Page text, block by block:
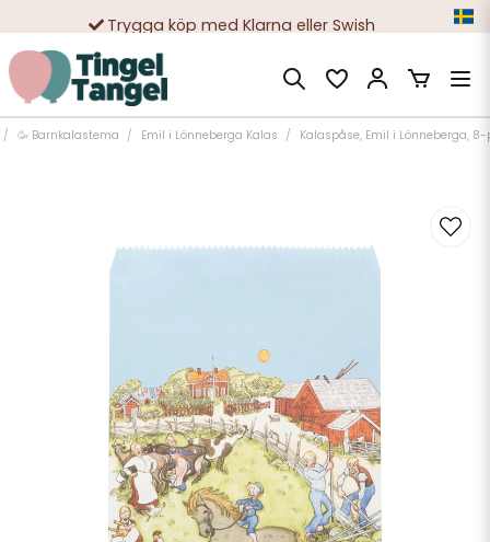
Trygga köp med Klarna eller Swish
10 000-tals nöjda kunder
🥳 Barnkalastema Emil i Lönneberga Kalas Kalaspåse, Emil i Lönneberga, 8-